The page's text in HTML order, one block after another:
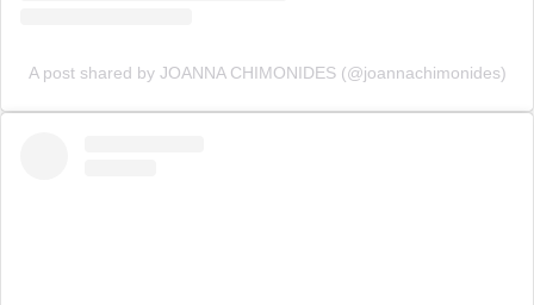
A post shared by JOANNA CHIMONIDES (@joannachimonides)